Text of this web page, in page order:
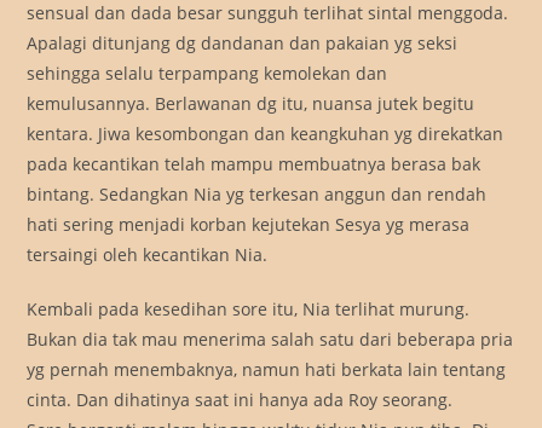
sensual dan dada besar sungguh terlihat sintal menggoda.
Apalagi ditunjang dg dandanan dan pakaian yg seksi
sehingga selalu terpampang kemolekan dan
kemulusannya. Berlawanan dg itu, nuansa jutek begitu
kentara. Jiwa kesombongan dan keangkuhan yg direkatkan
pada kecantikan telah mampu membuatnya berasa bak
bintang. Sedangkan Nia yg terkesan anggun dan rendah
hati sering menjadi korban kejutekan Sesya yg merasa
tersaingi oleh kecantikan Nia.
Kembali pada kesedihan sore itu, Nia terlihat murung.
Bukan dia tak mau menerima salah satu dari beberapa pria
yg pernah menembaknya, namun hati berkata lain tentang
cinta. Dan dihatinya saat ini hanya ada Roy seorang.